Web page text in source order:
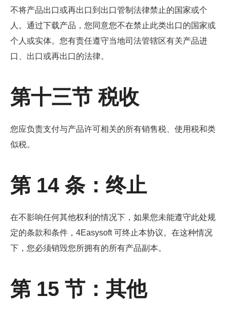
不将产品出口或再出口到出口管制法律禁止的国家或个
人。通过下载产品，您同意您不在禁止此类出口的国家或
个人或实体。您有责任遵守当地司法管辖区有关产品进
口、出口或再出口的法律。
第十三节 税收
您应负责支付与产品许可相关的所有销售税、使用税和类
似税。
第 14 条：终止
在不影响任何其他权利的情况下，如果您未能遵守此处规
定的条款和条件，4Easysoft 可终止本协议。在这种情况
下，您必须销毁您所拥有的所有产品副本。
第 15 节：其他